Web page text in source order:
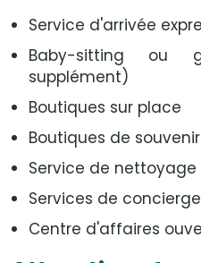
Service d'arrivée
Baby-sitting ou
supplément)
Boutiques sur place
Boutiques de
Service de
Services de concierge
Centre d'affaires